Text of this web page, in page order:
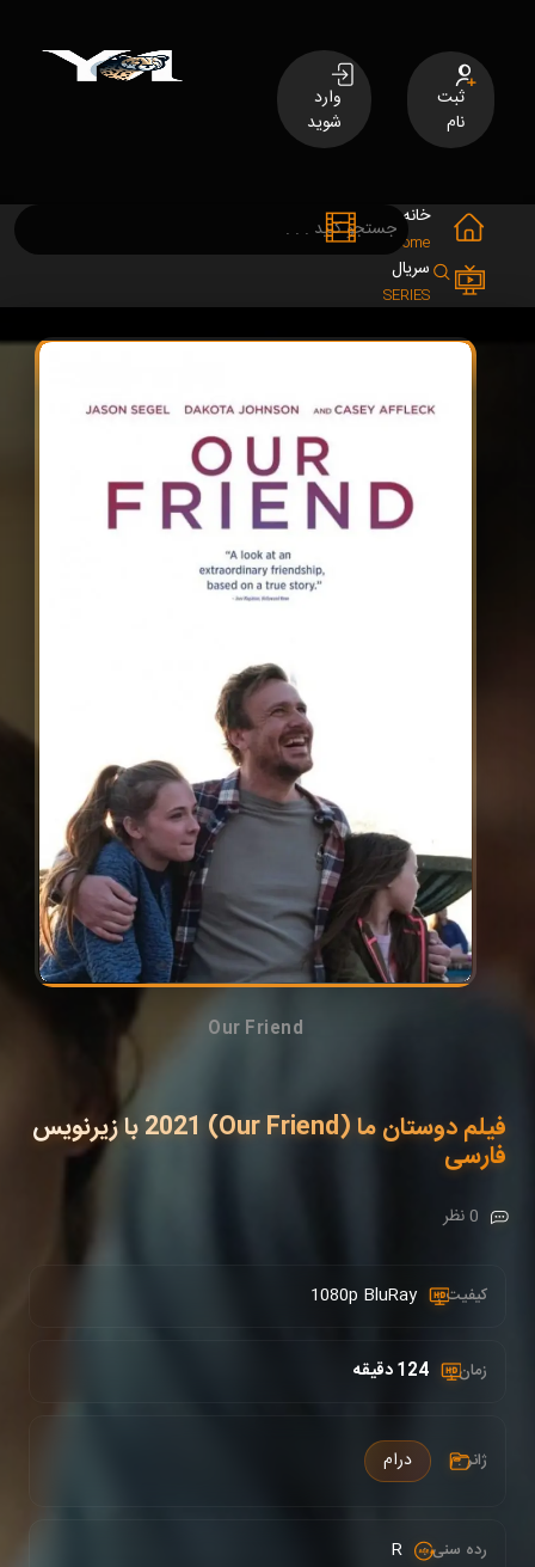
ثبت
نام
وارد
شوید
خانه
Home
سریال
SERIES
Our Friend
فیلم دوستان ما (Our Friend) 2021 با زیرنویس
فارسی
0 نظر
کیفیت : 1080p BluRay
زمان : 124 دقیقه
ژانر : درام
رده سنی : R